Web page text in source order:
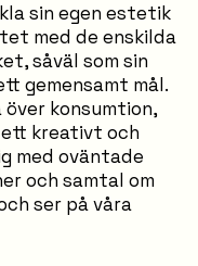
sin egen estetik
med de enskilda
såväl som sin
gemensamt mål.
konsumtion,
kreativt och
med oväntade
och samtal om
ser på våra